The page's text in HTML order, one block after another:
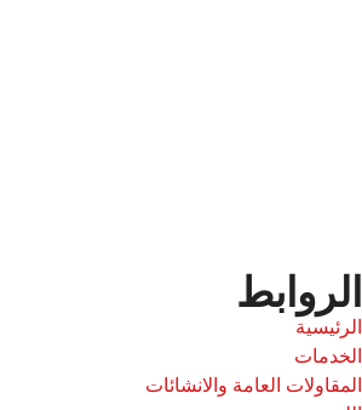
الروابط
الرئيسية
الخدمات
المقاولات العامة والانشائات